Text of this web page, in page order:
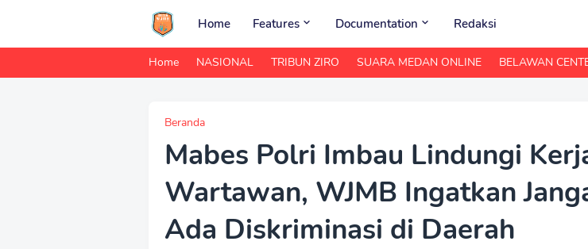
Home Features Documentation Redaksi
Home NASIONAL TRIBUN ZIRO SUARA MEDAN ONLINE BELAWAN
Beranda
Mabes Polri Imbau Lindungi
Wartawan, WJMB Ingatkan
Ada Diskriminasi di Daerah